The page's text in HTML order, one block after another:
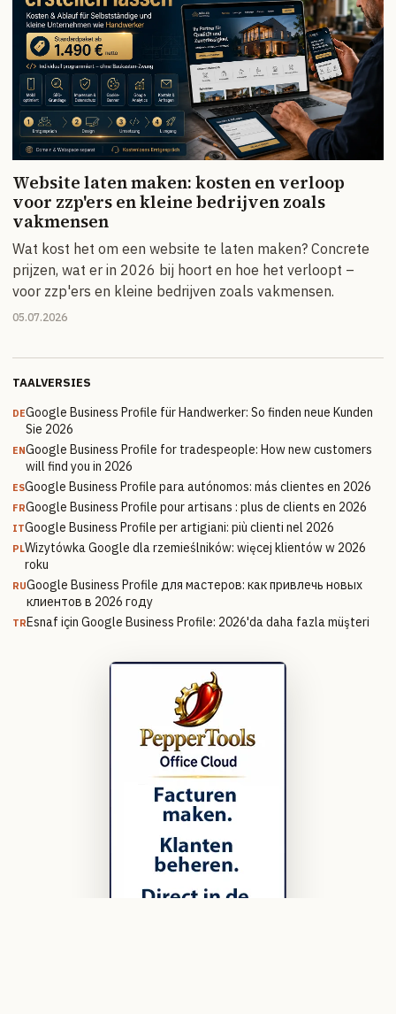
Website laten maken: kosten en verloop
voor zzp'ers en kleine bedrijven zoals
vakmensen
Wat kost het om een website te laten maken? Concrete
prijzen, wat er in 2026 bij hoort en hoe het verloopt –
voor zzp'ers en kleine bedrijven zoals vakmensen.
05.07.2026
TAALVERSIES
DEGoogle Business Profile für Handwerker: So finden neue Kunden
Sie 2026
ENGoogle Business Profile for tradespeople: How new customers
will find you in 2026
ESGoogle Business Profile para autónomos: más clientes en 2026
FRGoogle Business Profile pour artisans : plus de clients en 2026
ITGoogle Business Profile per artigiani: più clienti nel 2026
PLWizytówka Google dla rzemieślników: więcej klientów w 2026
roku
RUGoogle Business Profile для мастеров: как привлечь новых
клиентов в 2026 году
TR Esnaf için Google Business Profile: 2026'da daha fazla müşteri